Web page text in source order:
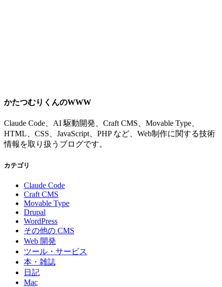
かたつむりくんのWWW
Claude Code、AI 駆動開発、Craft CMS、Movable Type、
HTML、CSS、JavaScript、PHP など、Web制作に関する技術
情報を取り扱うブログです。
カテゴリ
Claude Code
Craft CMS
Movable Type
Drupal
WordPress
その他の CMS
Web 開発
ツール・サービス
本・雑誌
日記
Mac